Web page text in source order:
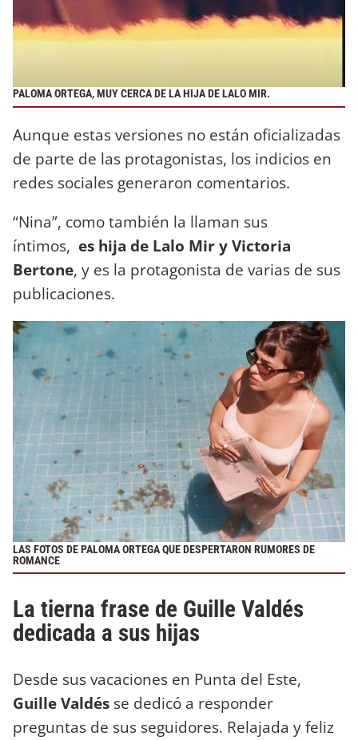
PALOMA ORTEGA, MUY CERCA DE LA HIJA DE LALO MIR.
Aunque estas versiones no están oficializadas
de parte de las protagonistas, los indicios en
redes sociales generaron comentarios.
“Nina”, como también la llaman sus
íntimos, es hija de Lalo Mir y Victoria
Bertone, y es la protagonista de varias de sus
publicaciones.
LAS FOTOS DE PALOMA ORTEGA QUE DESPERTARON RUMORES DE
ROMANCE
La tierna frase de Guille Valdés
dedicada a sus hijas
Desde sus vacaciones en Punta del Este,
Guille Valdés se dedicó a responder
preguntas de sus seguidores. Relajada y feliz